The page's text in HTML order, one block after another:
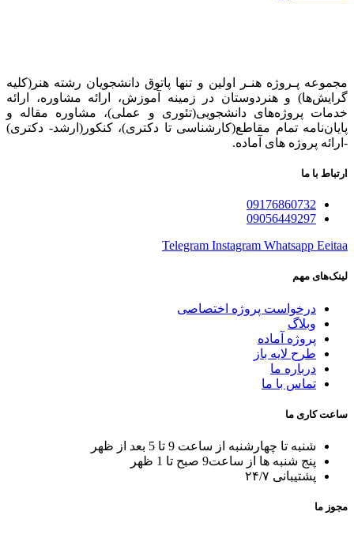
مجموعه پـروژه‌ هنـر اولین و تنها پاتوق دانشجویان رشته هنر(کلیه
گرایش‌ها) و هنردوستان در زمینه آموزش، ارائه‌ مشاوره‌، ارائه
خدمات پروژه‌های‌ دانشجویی(تئوری و عملی)، مشاوره مقاله و
پایان‌نامه تمام مقاطع(کارشناسی تا دکتری)، کنکور(ارشد- دکتری)
-ارائه پروژه های آماده.
ارتباط با ما
09176860732
09056449297
Telegram Instagram Whatsapp Eeitaa
لینک‌های مهم
درخواست پروژه اختصاصی
وبلاگ
پروژه آماده
طرح لایه باز
درباره ما
تماس با ما
ساعت کاری ما
شنبه تا چهارشنبه از ساعت 9 تا 5 بعد از ظهر
پنج شنبه ها از ساعت9 صبح تا 1 ظهر
پشتیبانی ۲۴/۷
مجوز ما